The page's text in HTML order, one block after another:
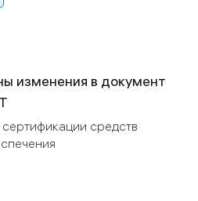
в документ
средств